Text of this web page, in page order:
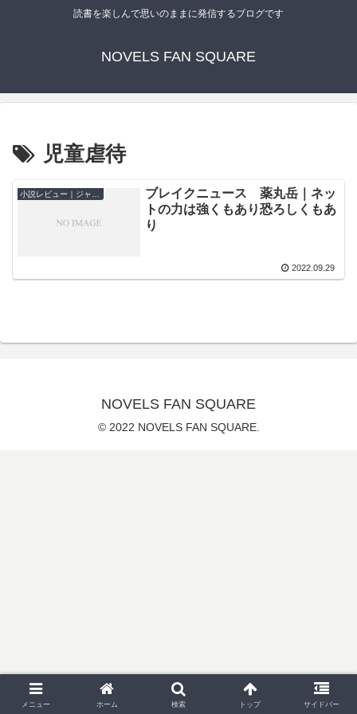
読書を楽しんで思いのままに発信するブログです
NOVELS FAN SQUARE
児童虐待
ブレイクニュース 薬丸岳｜ネッ
トの力は強くもあり恐ろしくもあ
り
2022.09.29
NOVELS FAN SQUARE
© 2022 NOVELS FAN SQUARE.
メニュー ホーム 検索 トップ サイドバー